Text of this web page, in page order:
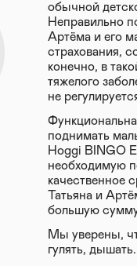
обычной
Неправильно
Артёма и его
страхования,
конечно, в
тяжелого
не
поднимать
Hoggi BINGO
необходимую
качественное
Татьяна и
большую
Мы уверены,
гулять,